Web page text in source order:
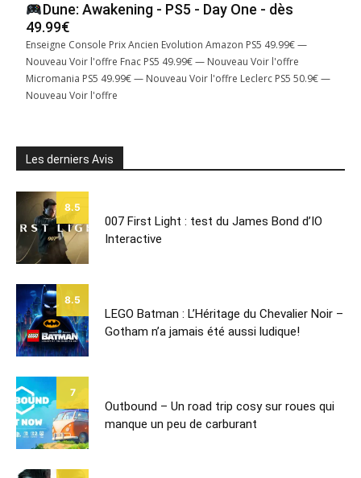
Dune: Awakening - PS5 - Day One - dès
49.99€
Enseigne Console Prix Ancien Evolution Amazon PS5 49.99€ —
Nouveau Voir l'offre Fnac PS5 49.99€ — Nouveau Voir l'offre
Micromania PS5 49.99€ — Nouveau Voir l'offre Leclerc PS5 50.9€ —
Nouveau Voir l'offre
Les derniers Avis
8.5
007 First Light : test du James Bond d’IO
Interactive
8.5
LEGO Batman : L’Héritage du Chevalier Noir –
Gotham n’a jamais été aussi ludique!
7
Outbound – Un road trip cosy sur roues qui
manque un peu de carburant